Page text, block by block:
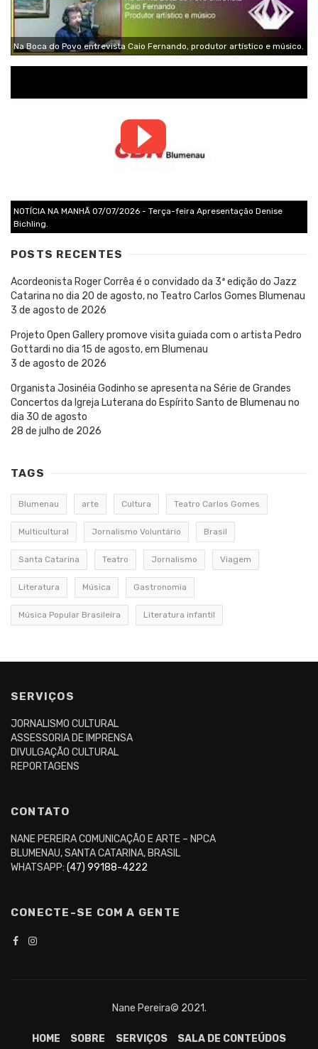
Na Boca do Povo entrevista Caio Fernando, produtor artístico e músico.
NOTÍCIA NA MANHÃ 07/07/2026 - Terça-feira Apresentação Denise
Bichling.
POSTS RECENTES
Acordeonista Roger Corrêa é o convidado da 3ª edição do Jazz
Catarina no dia 20 de agosto, no Teatro Carlos Gomes Blumenau
3 de agosto de 2026
Projeto Open Gallery promove visita guiada com o artista Pedro
Gottardi no dia 15 de agosto, em Blumenau
3 de agosto de 2026
Organista Josinéia Godinho se apresenta na Série de Grandes
Concertos da Igreja Luterana do Espírito Santo de Blumenau no
dia 30 de agosto
28 de julho de 2026
TAGS
Blumenau arte Cultura Teatro Carlos Gomes
Multicultural Jornalismo Voluntário Brasil
Santa Catarina Teatro Jornalismo Viagem
Literatura Música Gastronomia
Música Popular Brasileira Literatura infantil
SERVIÇOS
JORNALISMO CULTURAL
ASSESSORIA DE IMPRENSA
DIVULGAÇÃO CULTURAL
REPORTAGENS
CONTATO
NANE PEREIRA COMUNICAÇÃO E ARTE – NPCA
BLUMENAU, SANTA CATARINA, BRASIL
WHATSAPP: (47) 99188-4222
CONECTE-SE COM A GENTE
Nane Pereira© 2021.
HOME SOBRE SERVIÇOS SALA DE CONTEÚDOS